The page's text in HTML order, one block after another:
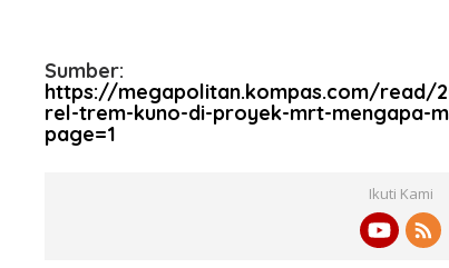
Sumber:
https://megapolitan.kompas.com/read/
rel-trem-kuno-di-proyek-mrt-mengapa-
page=1
Ikuti Kami